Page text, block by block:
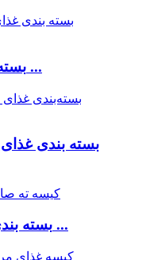
بسته بندی غذای خشک گربه ...
بسته بندی بادام زمینی کف تخت ...